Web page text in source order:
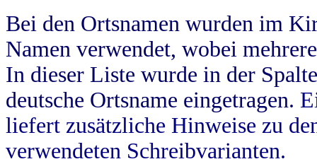
Bei den Ortsnamen wurden im
Namen verwendet, wobei
In dieser Liste wurde in der
deutsche Ortsname eingetragen.
liefert zusätzliche Hinweise zu
verwendeten Schreibvarianten.